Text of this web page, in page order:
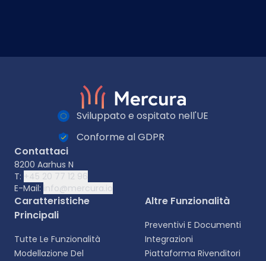
Sviluppato e ospitato nell'UE
Conforme al GDPR
Contattaci
8200 Aarhus N
T: +45 20 77 12 96
E-Mail: info@mercura.io
Caratteristiche
Principali
Tutte Le Funzionalità
Modellazione Del
Altre Funzionalità
Preventivi E Documenti
Integrazioni
Piattaforma Rivenditori